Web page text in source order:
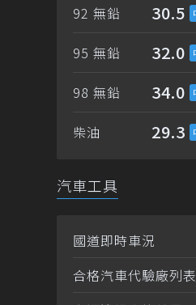
92 無鉛 30.5
95 無鉛 32.0
98 無鉛 34.0
柴油 29.3
汽車工具
國道即時車況
合格汽車代驗廠列表